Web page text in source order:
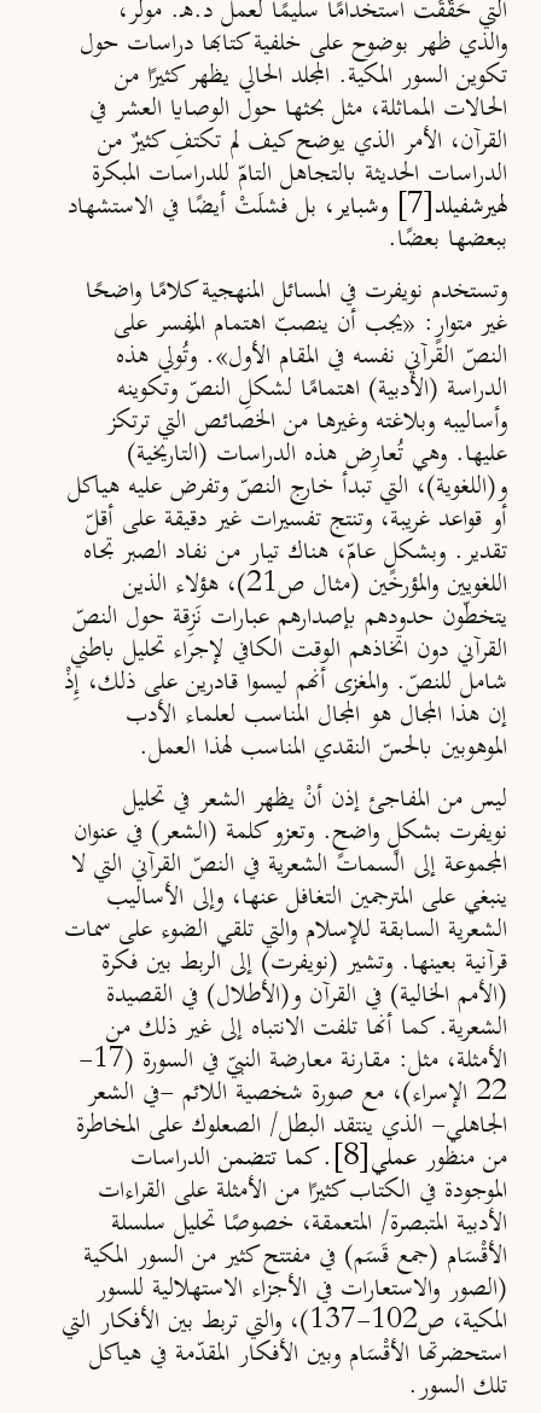
التي حَقّقَت استخدامًا سليمًا لعمل د.هـ. مولر،
والذي ظهر بوضوح على خلفية كتابها دراسات حول
تكوين السور المكية. المجلد الحالي يظهر كثيرًا من
الحالات المماثلة، مثل بحثها حول الوصايا العشر في
القرآن، الأمر الذي يوضح كيف لم تكتفِ كثيرٌ من
الدراسات الحديثة بالتجاهل التامّ للدراسات المبكرة
لهيرشفيلد[7] وشباير، بل فشلَتْ أيضًا في الاستشهاد
ببعضها بعضًا.
وتستخدم نويفرت في المسائل المنهجية كلامًا واضحًا
غير متوارٍ: «يجب أن ينصبّ اهتمام المُفسر على
النصّ القرآني نفسه في المقام الأول». وتُولي هذه
الدراسة (الأدبية) اهتمامًا لشكلِ النصّ وتكوينه
وأساليبه وبلاغته وغيرها من الخصائص التي ترتكز
عليها. وهي تُعارِض هذه الدراسات (التاريخية)
و(اللغوية)، التي تبدأ خارج النصّ وتفرض عليه هياكل
أو قواعد غريبة، وتنتج تفسيرات غير دقيقة على أقلّ
تقدير. وبشكلٍ عامّ، هناك تيار من نفاد الصبر تجاه
اللغويين والمؤرخين (مثال ص21)، هؤلاء الذين
يتخطّون حدودهم بإصدارهم عبارات نَزِقة حول النصّ
القرآني دون اتخاذهم الوقت الكافي لإجراء تحليل باطني
شامل للنصّ. والمغزى أنهم ليسوا قادرين على ذلك، إِذْ
إن هذا المجال هو المجال المناسب لعلماء الأدب
الموهوبين بالحسّ النقدي المناسب لهذا العمل.
ليس من المفاجئ إذن أنْ يظهر الشعر في تحليل
نويفرت بشكلٍ واضحٍ. وتعزو كلمة (الشعر) في عنوان
المجموعة إلى السمات الشعرية في النصّ القرآني التي لا
ينبغي على المترجمين التغافل عنها، وإلى الأساليب
الشعرية السابقة للإسلام والتي تلقي الضوء على سمات
قرآنية بعينها. وتشير (نويفرت) إلى الربط بين فكرة
(الأمم الخالية) في القرآن و(الأطلال) في القصيدة
الشعرية. كما أنها تلفت الانتباه إلى غير ذلك من
الأمثلة، مثل: مقارنة معارضة النبيّ في السورة (17-
22 الإسراء)، مع صورة شخصية اللائم -في الشعر
الجاهلي- الذي ينتقد البطل/ الصعلوك على المخاطرة
من منظورعملي[8] . كما تتضمن الدراسات
الموجودة في الكتاب كثيرًا من الأمثلة على القراءات
الأدبية المتبصرة/ المتعمقة، خصوصًا تحليل سلسلة
الأقْسَام (جمع قَسَم) في مفتتح كثير من السور المكية
(الصور والاستعارات في الأجزاء الاستهلالية للسور
المكية، ص102-137)، والتي تربط بين الأفكار التي
استحضرتها الأقْسَام وبين الأفكار المقدّمة في هياكل
تلك السور.